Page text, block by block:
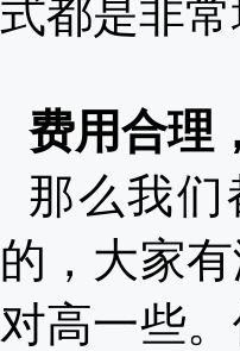
式都是非
费用合理
那么我
的，大家
对高一些